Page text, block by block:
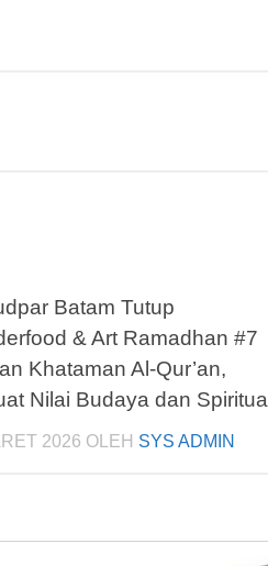
Batam Tutup
& Art Ramadhan #7
Khataman Al-Qur’an,
Nilai Budaya dan Spiritual
2026 OLEH SYS ADMIN